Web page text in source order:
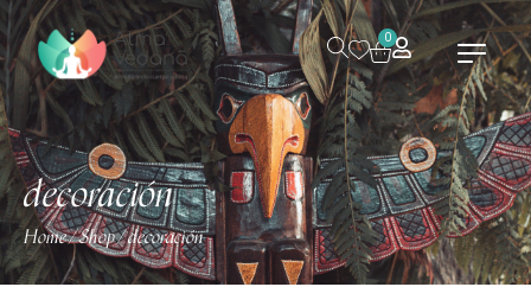
0
decoración
Home/Shop/decoración